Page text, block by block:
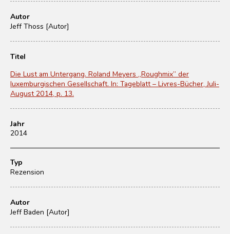
Autor
Jeff Thoss [Autor]
Titel
Die Lust am Untergang. Roland Meyers „Roughmix” der
luxemburgischen Gesellschaft. In: Tageblatt – Livres-Bücher, Juli-
August 2014, p. 13.
Jahr
2014
Typ
Rezension
Autor
Jeff Baden [Autor]